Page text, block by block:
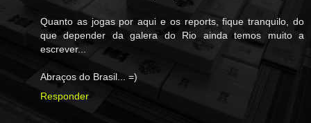
Quanto as jogas por aqui e os reports, fique tranquilo, do
que depender da galera do Rio ainda temos muito a
escrever...
Abraços do Brasil... =)
Responder